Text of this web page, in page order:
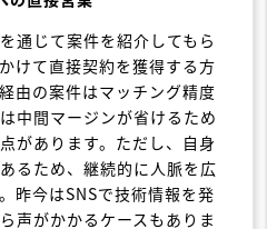
通じて案件を紹介してもら
けて直接契約を獲得する方
由の案件はマッチング精度
中間マージンが省けるため
があります。ただし、自身
るため、継続的に人脈を広
昨今はSNSで技術情報を発
声がかかるケースもありま